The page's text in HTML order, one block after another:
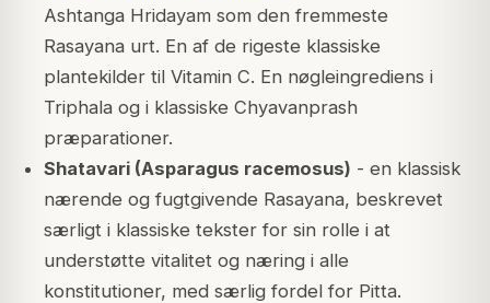
Ashtanga Hridayam som den fremmeste
Rasayana urt. En af de rigeste klassiske
plantekilder til Vitamin C. En nøgleingrediens i
Triphala og i klassiske Chyavanprash
præparationer.
Shatavari (Asparagus racemosus) - en klassisk
nærende og fugtgivende Rasayana, beskrevet
særligt i klassiske tekster for sin rolle i at
understøtte vitalitet og næring i alle
konstitutioner, med særlig fordel for Pitta.